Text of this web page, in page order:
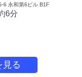
6 永和第6ビル B1F
6分
る